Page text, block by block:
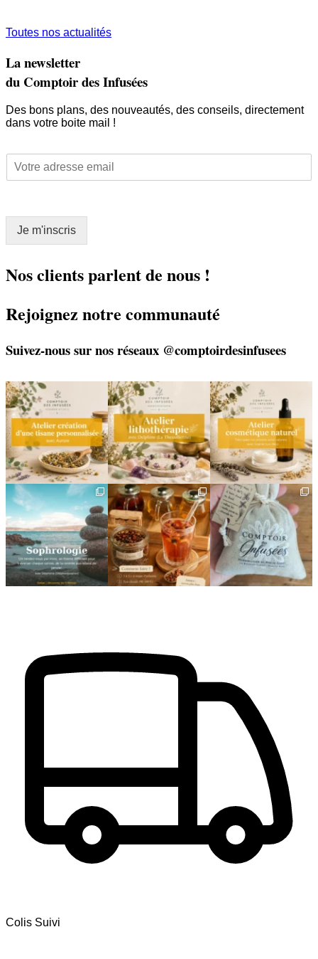
Toutes nos actualités
La newsletter
du Comptoir des Infusées
Des bons plans, des nouveautés, des conseils, directement
dans votre boite mail !
E
m
a
a
i
l
Je m'inscris
Nos clients parlent de nous !
Rejoignez notre communauté
Suivez-nous sur nos réseaux @comptoirdesinfusees
🌿 Créez votre tisane sur-
mesure
Un...
8 0
🌿 Un bracelet
énergétique, juste pour
vous
...
2 0
🌿 Deux rendez-vous
cosmétiques avec Sophie
(Lou...
6 0
🌿 Cinq mois, cinq façons
de souffler
...
8 1
Deux visages, une même
philosophie 🌿
Le...
11 0
🎁 L`attention qui fait
plaisir — et qui vous...
24 2
Colis Suivi